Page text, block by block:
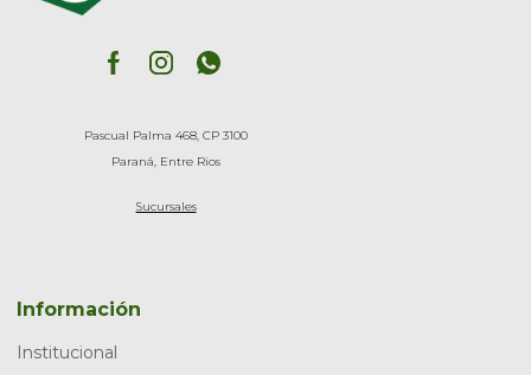
Pascual Palma 468, CP 3100
Paraná, Entre Rios
Sucursales
Información
Institucional